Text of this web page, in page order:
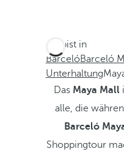
Du bist in
BarcelóBarceló
Unterhaltung
Das Maya Mall
alle, die
Barceló
Shoppingtour